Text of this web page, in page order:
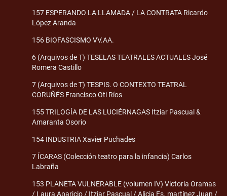
157 ESPERANDO LA LLAMADA / LA CONTRATA Ricardo
López Aranda
156 BIOFASCISMO VV.AA.
6 (Arquivos de T) TESELAS TEATRALES ACTUALES José
Romera Castillo
7 (Arquivos de T) TESPIS. O CONTEXTO TEATRAL
CORUÑÉS Francisco Oti Ríos
155 TRILOGÍA DE LAS LUCIÉRNAGAS Itziar Pascual &
Amaranta Osorio
154 INDUSTRIA Xavier Puchades
7 ÍCARAS (Colección teatro para la infancia) Carlos
Labraña
153 PLANETA VULNERABLE (volumen IV) Victoria Oramas
/ Laura Aparicio / Itziar Pascual / Alicia Es. martínez Juan /